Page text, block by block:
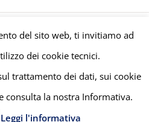
CCIAA 08671820010 |Privacy e
bymeltingmedia.it
LinkedInYouTube
del sito web, ti invitiamo ad
dei cookie tecnici.
trattamento dei dati, sui cookie
consulta la nostra Informativa.
Leggi l'informativa